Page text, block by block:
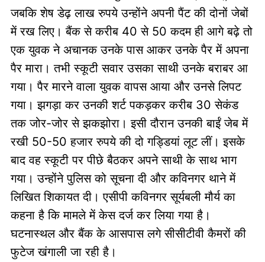
जबकि शेष डेढ़ लाख रुपये उन्होंने अपनी पैंट की दोनों जेबों
में रख लिए। बैंक से करीब 40 से 50 कदम ही आगे बढ़े तो
एक युवक ने अचानक उनके पास आकर उनके पैर में अपना
पैर मारा। तभी स्कूटी सवार उसका साथी उनके बराबर आ
गया। पैर मारने वाला युवक वापस आया और उनसे लिपट
गया। झगड़ा कर उनकी शर्ट पकड़कर करीब 30 सेकंड
तक जोर-जोर से झकझोरा। इसी दौरान उनकी बाईं जेब में
रखी 50-50 हजार रुपये की दो गड्डियां लूट लीं। इसके
बाद वह स्कूटी पर पीछे बैठकर अपने साथी के साथ भाग
गया। उन्होंने पुलिस को सूचना दी और कविनगर थाने में
लिखित शिकायत दी। एसीपी कविनगर सूर्यबली मौर्य का
कहना है कि मामले में केस दर्ज कर लिया गया है।
घटनास्थल और बैंक के आसपास लगे सीसीटीवी कैमरों की
फुटेज खंगाली जा रही है।